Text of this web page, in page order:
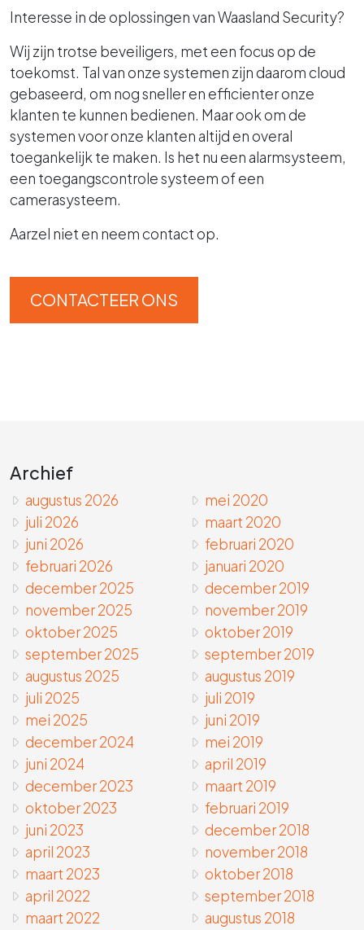
Interesse in de oplossingen van Waasland Security?
Wij zijn trotse beveiligers, met een focus op de
toekomst. Tal van onze systemen zijn daarom cloud
gebaseerd, om nog sneller en efficienter onze
klanten te kunnen bedienen. Maar ook om de
systemen voor onze klanten altijd en overal
toegankelijk te maken. Is het nu een alarmsysteem,
een toegangscontrole systeem of een
camerasysteem.
Aarzel niet en neem contact op.
CONTACTEER ONS
Archief
augustus 2026
juli 2026
juni 2026
februari 2026
december 2025
november 2025
oktober 2025
september 2025
augustus 2025
juli 2025
mei 2025
december 2024
juni 2024
december 2023
oktober 2023
juni 2023
april 2023
maart 2023
april 2022
maart 2022
mei 2020
maart 2020
februari 2020
januari 2020
december 2019
november 2019
oktober 2019
september 2019
augustus 2019
juli 2019
juni 2019
mei 2019
april 2019
maart 2019
februari 2019
december 2018
november 2018
oktober 2018
september 2018
augustus 2018